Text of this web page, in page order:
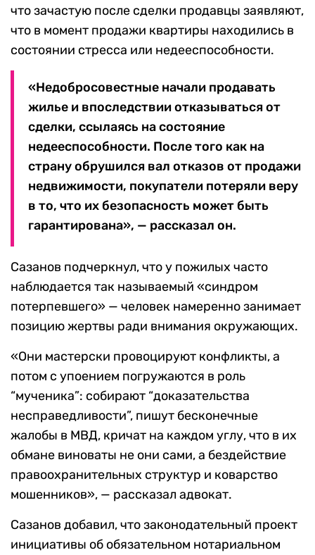
что зачастую после сделки продавцы заявляют,
что в момент продажи квартиры находились в
состоянии стресса или недееспособности.
«Недобросовестные начали продавать
жилье и впоследствии отказываться от
сделки, ссылаясь на состояние
недееспособности. После того как на
страну обрушился вал отказов от продажи
недвижимости, покупатели потеряли веру
в то, что их безопасность может быть
гарантирована», — рассказал он.
Сазанов подчеркнул, что у пожилых часто
наблюдается так называемый «синдром
потерпевшего» — человек намеренно занимает
позицию жертвы ради внимания окружающих.
«Они мастерски провоцируют конфликты, а
потом с упоением погружаются в роль
“мученика”: собирают “доказательства
несправедливости”, пишут бесконечные
жалобы в МВД, кричат на каждом углу, что в их
обмане виноваты не они сами, а бездействие
правоохранительных структур и коварство
мошенников», — рассказал адвокат.
Сазанов добавил, что законодательный проект
инициативы об обязательном нотариальном